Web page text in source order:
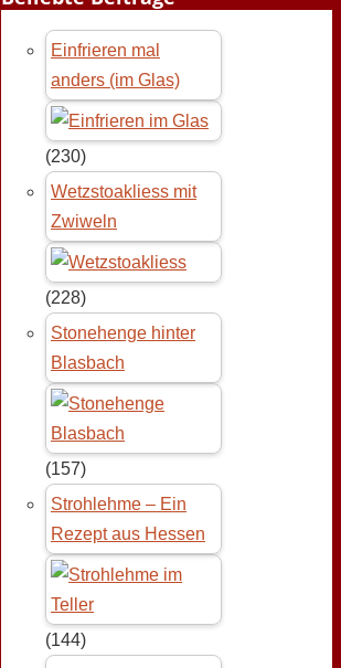
Einfrieren mal
anders (im Glas)
(230)
Wetzstoakliess mit
Zwiweln
(228)
Stonehenge hinter
Blasbach
(157)
Strohlehme – Ein
Rezept aus Hessen
(144)